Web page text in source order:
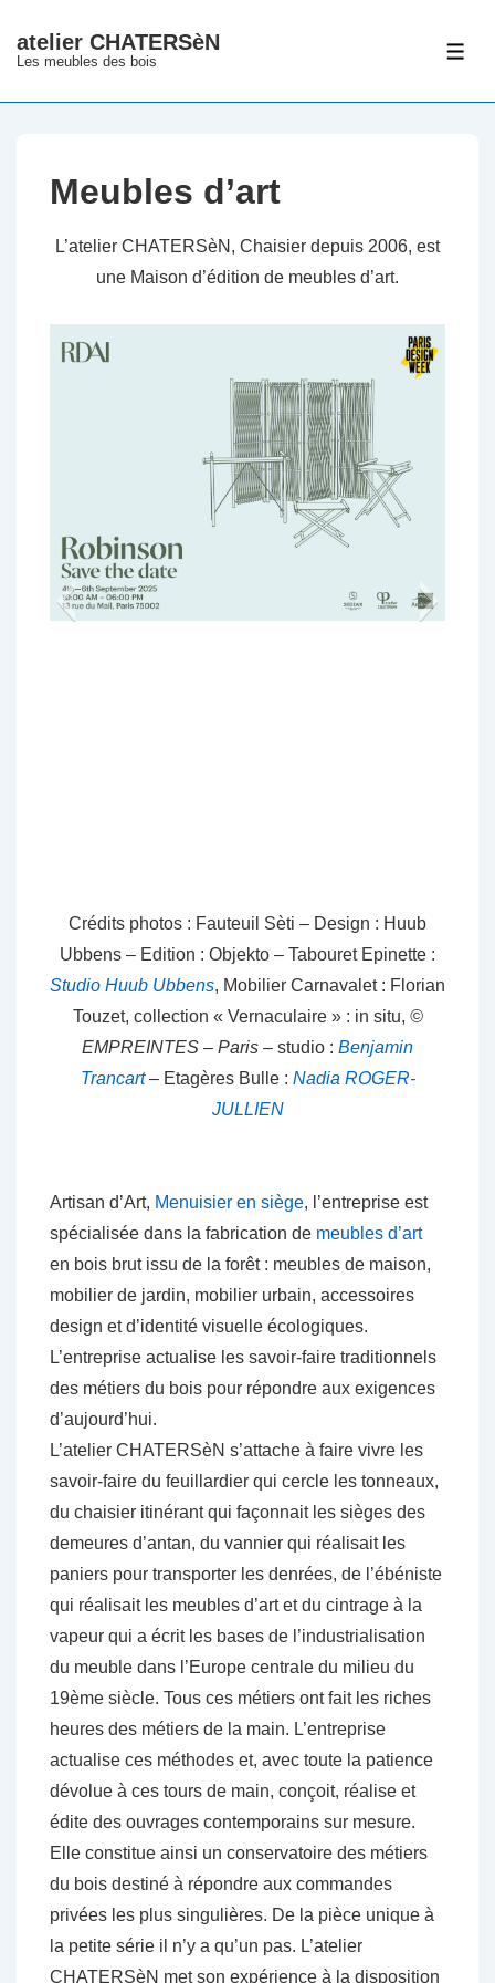
passer
contenu
atelier CHATERSèN
Les meubles des bois
Meubles d’art
L’atelier CHATERSèN, Chaisier depuis 2006, est
une Maison d’édition de meubles d’art.
Crédits photos : Fauteuil Sèti – Design : Huub
Ubbens – Edition : Objekto – Tabouret Epinette :
Studio Huub Ubbens, Mobilier Carnavalet : Florian
Touzet, collection « Vernaculaire » : in situ, ©
EMPREINTES – Paris – studio : Benjamin
Trancart– Etagères Bulle : Nadia ROGER-
JULLIEN
Artisan d’Art, Menuisier en siège, l’entreprise est
spécialisée dans la fabrication de meubles d’art
en bois brut issu de la forêt : meubles de maison,
mobilier de jardin, mobilier urbain, accessoires
design et d’identité visuelle écologiques.
L’entreprise actualise les savoir-faire traditionnels
des métiers du bois pour répondre aux exigences
d’aujourd’hui.
L’atelier CHATERSèN s’attache à faire vivre les
savoir-faire du feuillardier qui cercle les tonneaux,
du chaisier itinérant qui façonnait les sièges des
demeures d’antan, du vannier qui réalisait les
paniers pour transporter les denrées, de l’ébéniste
qui réalisait les meubles d’art et du cintrage à la
vapeur qui a écrit les bases de l’industrialisation
du meuble dans l’Europe centrale du milieu du
19ème siècle. Tous ces métiers ont fait les riches
heures des métiers de la main. L’entreprise
actualise ces méthodes et, avec toute la patience
dévolue à ces tours de main, conçoit, réalise et
édite des ouvrages contemporains sur mesure.
Elle constitue ainsi un conservatoire des métiers
du bois destiné à répondre aux commandes
privées les plus singulières. De la pièce unique à
la petite série il n’y a qu’un pas. L’atelier
CHATERSèN met son expérience à la disposition